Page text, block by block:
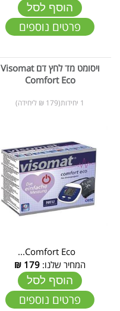
הוסף לסל
פרטים נוספים
ויסומט מד לחץ דם Visomat
Comfort Eco
1 יחידות(179 ₪ ליחידה)
Comfort Eco...
המחיר שלנו: 179
₪
הוסף לסל
פרטים נוספים